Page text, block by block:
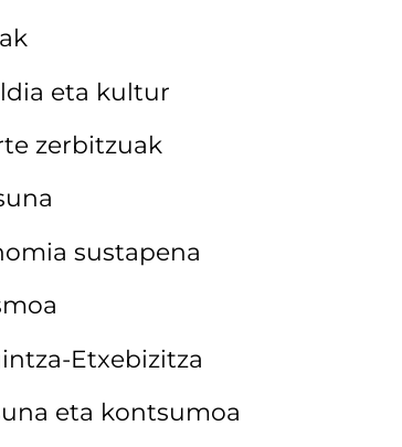
eta kultur
zerbitzuak
sustapena
Etxebizitza
eta kontsumoa